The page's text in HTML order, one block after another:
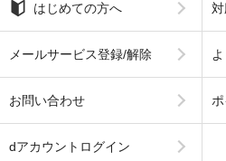
はじめての方へ
メールサービス登録/解除
お問い合わせ
dアカウントログイン